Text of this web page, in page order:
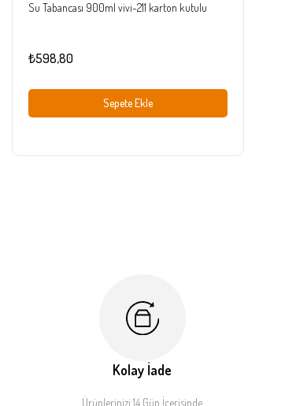
Su Tabancası 900ml vivi-211 karton kutulu
₺598,80
Sepete Ekle
Kolay İade
Ürünlerinizi 14 Gün İçerisinde